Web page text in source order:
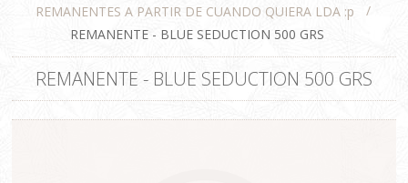
REMANENTES A PARTIR DE CUANDO QUIERA LDA :p
/
REMANENTE - BLUE SEDUCTION 500 GRS
REMANENTE - BLUE SEDUCTION 500 GRS